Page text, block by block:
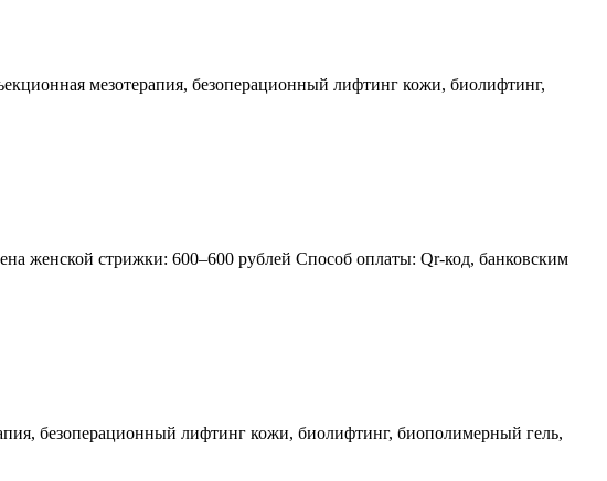
мезотерапия, безоперационный лифтинг кожи, биолифтинг,
женской стрижки: 600–600 рублей Способ оплаты: Qr-код, банковским
безоперационный лифтинг кожи, биолифтинг, биополимерный гель,